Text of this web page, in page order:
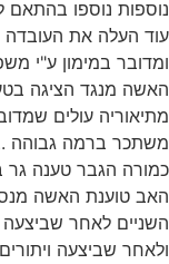
נוספות נוספו בהתאם
עוד העלה את
ומדובר במימון ע"י
האשה מנגד הציגה
מתיאוריה עולים
משתכר ברמה גבוהה
כמורה הגבר טענה גר
האב טוענת האשה
השניים לאחר שביצעה
ולאחר שביצעה